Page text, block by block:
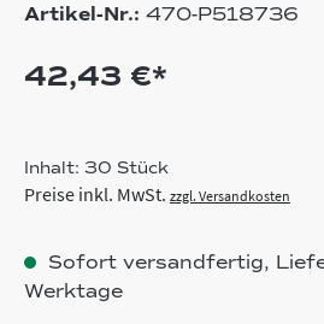
Artikel-Nr.: 470-P518736
42,43 €*
Inhalt: 30 Stück
Preise inkl. MwSt. zzgl. Versandkosten
Sofort versandfertig,
Werktage